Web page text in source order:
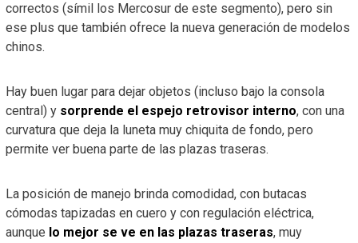
correctos (símil los Mercosur de este segmento), pero sin
ese plus que también ofrece la nueva generación de modelos
chinos.
Hay buen lugar para dejar objetos (incluso bajo la consola
central) y sorprende el espejo retrovisor interno, con una
curvatura que deja la luneta muy chiquita de fondo, pero
permite ver buena parte de las plazas traseras.
La posición de manejo brinda comodidad, con butacas
cómodas tapizadas en cuero y con regulación eléctrica,
aunque lo mejor se ve en las plazas traseras, muy